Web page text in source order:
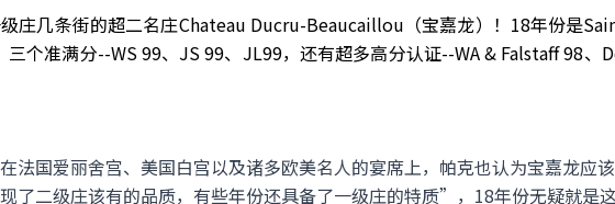
庄几条街的超二名庄Chateau Ducru-Beaucaillou（宝嘉龙）！18年份是
三个准满分--WS 99、JS 99、JL99，还有超多高分认证--WA & Falstaff 98、
法国爱丽舍宫、美国白宫以及诸多欧美名人的宴席上，帕克也认为宝嘉龙应
了二级庄该有的品质，有些年份还具备了一级庄的特质”，18年份无疑就是这